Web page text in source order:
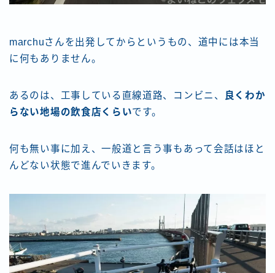
marchuさんを出発してからというもの、道中には本当
に何もありません。
あるのは、工事している直線道路、コンビニ、 良くわか
らない地場の飲食店くらいです。
何も無い事に加え、一般道と言う事もあって会話はほと
んどない状態で進んでいきます。